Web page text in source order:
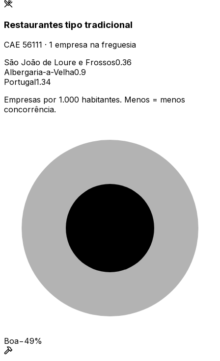
Restaurantes tipo tradicional
CAE 56111 · 1 empresa na freguesia
São João de Loure e Frossos0.36
Albergaria-a-Velha0.9
Portugal1.34
Empresas por 1.000 habitantes. Menos = menos
concorrência.
Boa−49%